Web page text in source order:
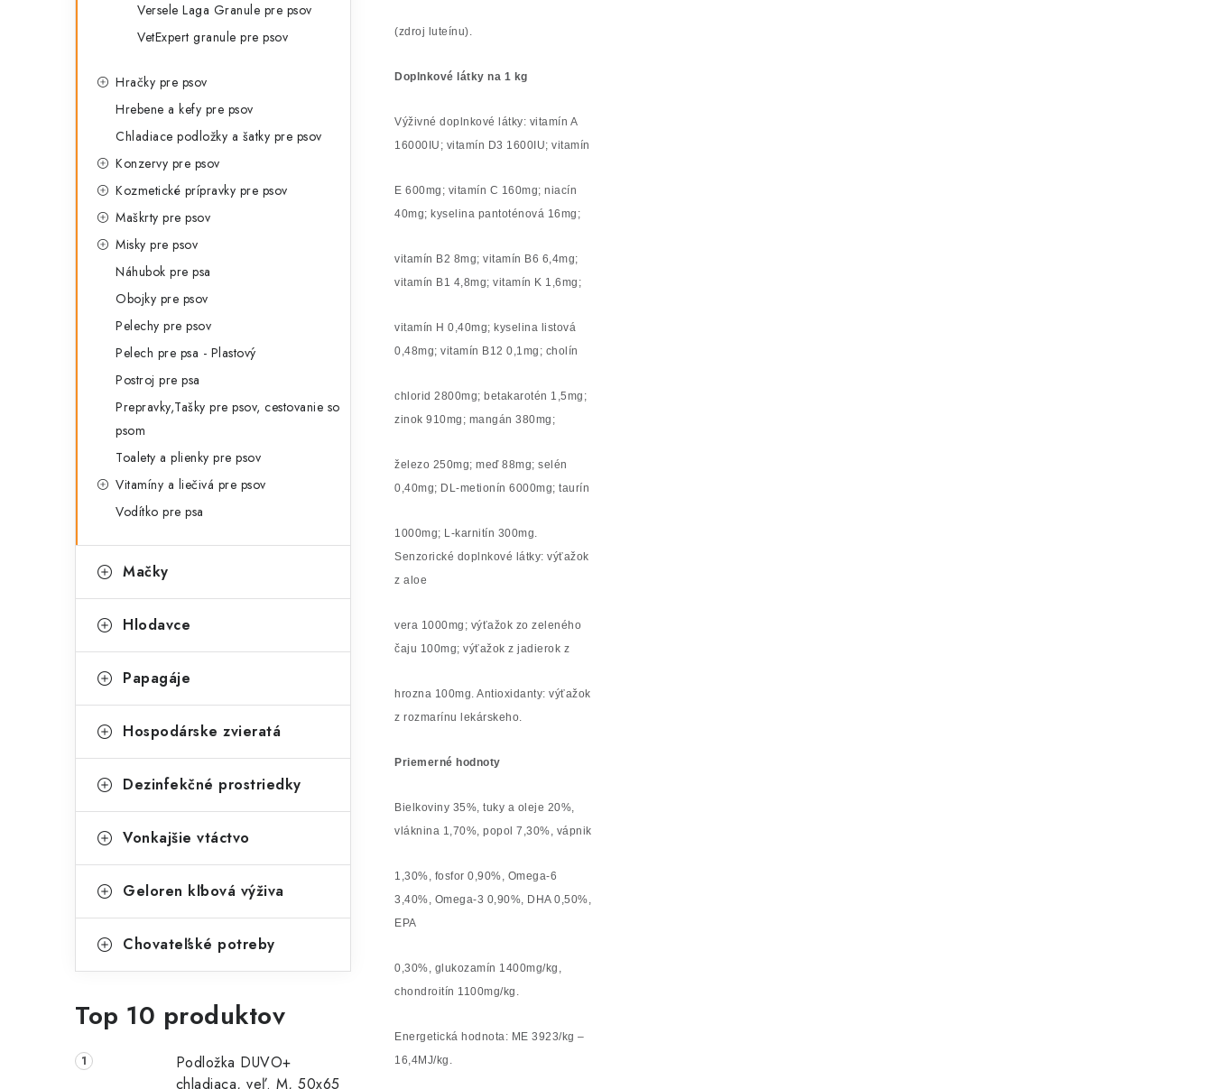
Versele Laga Granule pre psov
VetExpert granule pre psov
Hračky pre psov
Hrebene a kefy pre psov
Chladiace podložky a šatky pre psov
Konzervy pre psov
Kozmetické prípravky pre psov
Maškrty pre psov
Misky pre psov
Náhubok pre psa
Obojky pre psov
Pelechy pre psov
Pelech pre psa - Plastový
Postroj pre psa
Prepravky,Tašky pre psov, cestovanie so
psom
Toalety a plienky pre psov
Vitamíny a liečivá pre psov
Vodítko pre psa
Mačky
Hlodavce
Papagáje
Hospodárske zvieratá
Dezinfekčné prostriedky
Vonkajšie vtáctvo
Geloren kľbová výživa
Chovateľské potreby
Top 10 produktov
Podložka DUVO+
chladiaca, veľ. M, 50x65
(zdroj luteínu).
Doplnkové látky na 1 kg
Výživné doplnkové látky: vitamín A
16000IU; vitamín D3 1600IU; vitamín
E 600mg; vitamín C 160mg; niacín
40mg; kyselina pantoténová 16mg;
vitamín B2 8mg; vitamín B6 6,4mg;
vitamín B1 4,8mg; vitamín K 1,6mg;
vitamín H 0,40mg; kyselina listová
0,48mg; vitamín B12 0,1mg; cholín
chlorid 2800mg; betakarotén 1,5mg;
zinok 910mg; mangán 380mg;
železo 250mg; meď 88mg; selén
0,40mg; DL-metionín 6000mg; taurín
1000mg; L-karnitín 300mg.
Senzorické doplnkové látky: výťažok
z aloe
vera 1000mg; výťažok zo zeleného
čaju 100mg; výťažok z jadierok z
hrozna 100mg. Antioxidanty: výťažok
z rozmarínu lekárskeho.
Priemerné hodnoty
Bielkoviny 35%, tuky a oleje 20%,
vláknina 1,70%, popol 7,30%, vápnik
1,30%, fosfor 0,90%, Omega-6
3,40%, Omega-3 0,90%, DHA 0,50%,
EPA
0,30%, glukozamín 1400mg/kg,
chondroitín 1100mg/kg.
Energetická hodnota: ME 3923/kg –
16,4MJ/kg.